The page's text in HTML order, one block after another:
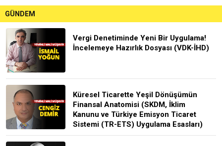
GÜNDEM
Vergi Denetiminde Yeni Bir Uygulama!
İncelemeye Hazırlık Dosyası (VDK-İHD)
Küresel Ticarette Yeşil Dönüşümün
Finansal Anatomisi (SKDM, İklim
Kanunu ve Türkiye Emisyon Ticaret
Sistemi (TR-ETS) Uygulama Esasları)